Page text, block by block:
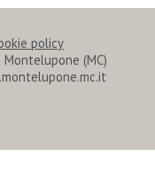
policy
Montelupone (MC)